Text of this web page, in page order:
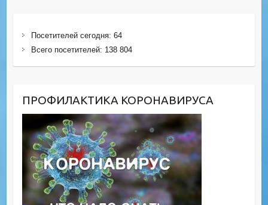
Посетителей сегодня: 64
Всего посетителей: 138 804
ПРОФИЛАКТИКА КОРОНАВИРУСА